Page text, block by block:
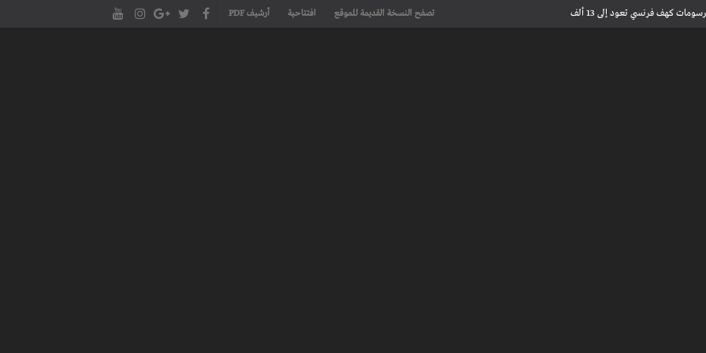
علماء يحددون لأول مرة العمر الحقيقي لرسومات كهف فرنسي تعود إلى 13 ألف تصفح النسخة القديمة للموقع افتتاحية أرشيف PDF